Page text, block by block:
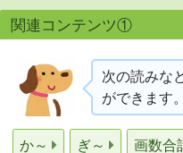
関連コンテンツ①
次の読みな
ができます。
か～ ぎ～ 画数合